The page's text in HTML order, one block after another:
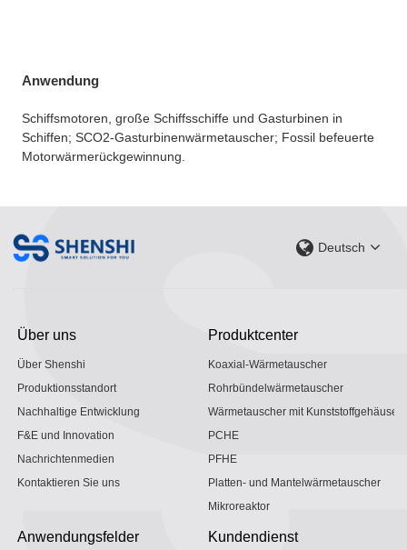
Anwendung
Schiffsmotoren, große Schiffsschiffe und Gasturbinen in
Schiffen; SCO2-Gasturbinenwärmetauscher; Fossil befeuerte
Motorwärmerückgewinnung.
Deutsch
Über uns
Über Shenshi
Produktionsstandort
Nachhaltige Entwicklung
F&E und Innovation
Nachrichtenmedien
Kontaktieren Sie uns
Produktcenter
Koaxial-Wärmetauscher
Rohrbündelwärmetauscher
Wärmetauscher mit Kunststoffgehäuse
PCHE
PFHE
Platten- und Mantelwärmetauscher
Mikroreaktor
Anwendungsfelder Kundendienst